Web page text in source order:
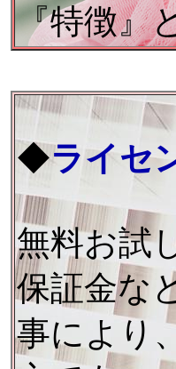
『特徴』
◆ライセ
無料お試
保証金な
事により